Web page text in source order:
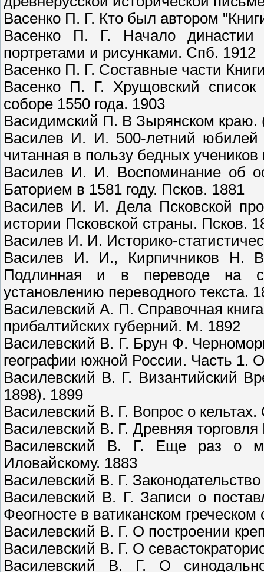
Васенко П. Г. Кто был автором
Васенко П. Г. Начало династии
портретами и рисунками. Спб. 1912
Васенко П. Г. Составные части
Васенко П. Г. Хрущовский
соборе 1550 года. 1903
Васидимский П. В Зырянском краю.
Василев И. И. 500-летний юбилей
читанная в пользу бедных учеников
Василев И. И. Воспоминание об
Баторием в 1581 году. Псков. 1881
Василев И. И. Дела Псковской
истории Псковской страны. Псков.
Василев И. И. Историко-
Василев И. И., Кирпичников Н.
Подлинная и в переводе на
установлению переводного текста.
Василевский А. П. Справочная
прибалтийских губерний. М. 1892
Василевский В. Г. Брун Ф.
географии южной России. Часть 1.
Василевский В. Г. Византийский
1898). 1899
Василевский В. Г. Вопрос о
Василевский В. Г. Древняя
Василевский В. Г. Еще раз о
Иловайскому. 1883
Василевский В. Г.
Василевский В. Г. Записи о
Феогносте в ватиканском греческом
Василевский В. Г. О построении
Василевский В. Г. О
Василевский В. Г. О